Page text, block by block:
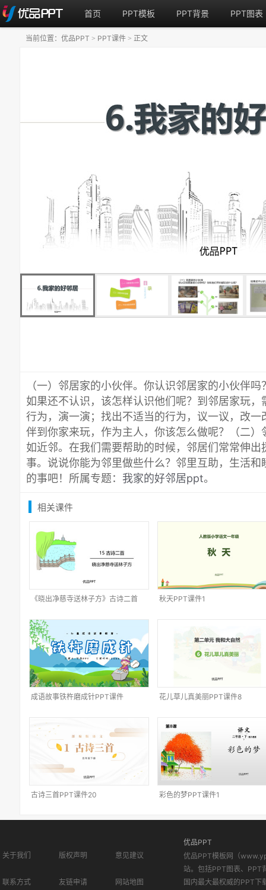
首页 PPT模板 PPT背景 PPT图表
（一）邻居家的小伙伴。你认识邻居家的小伙伴
如果还不认识，该怎样认识他们呢？到邻居家玩
行为，演一演；找出不适当的行为，议一议，改
伴到你家来玩，作为主人，你该怎么做呢？（二
如近邻。在我们需要帮助的时候，邻居们常常伸
事。说说你能为邻里做些什么？邻里互助，生活
的事吧！所属专题： 我家的好邻居ppt。
当前位置： 优品PPT > PPT课件 > 正文
相关课件
《晓出净慈寺送林子方》古诗二首
秋天PPT课件1
成语故事铁杵磨成针PPT课件 花儿草儿真美丽PPT课件8
古诗三首PPT课件20 彩色的梦PPT课件1
关于我们 版权声明 意见建议
联系方式 友链申请 网站地图
优品PPT
优品PPT模板网（
站。包括PPT图表、PPT
国内最大最权威的PPT下